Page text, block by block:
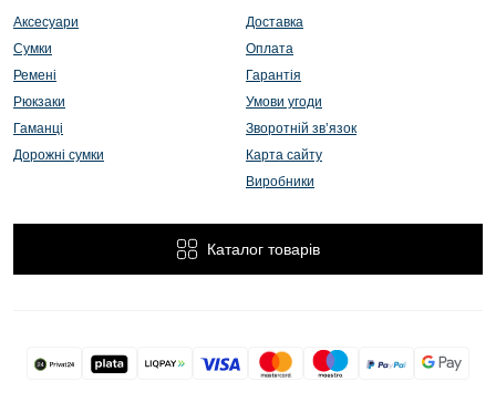
Аксесуари
Сумки
Ремені
Рюкзаки
Гаманці
Дорожні сумки
Доставка
Оплата
Гарантія
Умови угоди
Зворотній зв’язок
Карта сайту
Виробники
Каталог товарів